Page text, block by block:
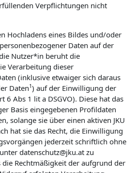
Verpflichtungen nicht
Hochladens eines Bildes und/oder
Daten auf der
Nutzer*in beruht die
Verarbeitung dieser
(inklusive etwaiger sich daraus
Daten1) auf der Einwilligung der
6 Abs 1 lit a DSGVO). Diese hat das
Basis eingegebenen Profildaten
solange sie über einen aktiven JKU
hat sie das Recht, die Einwilligung
jederzeit schriftlich ohne
datenschutz@jku.at zu
Rechtmäßigkeit der aufgrund der